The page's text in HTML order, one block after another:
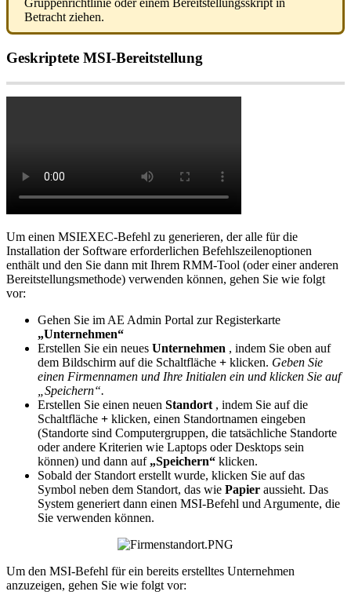
Gruppenrichtlinie oder einem Bereitstellungsskript in
Betracht ziehen.
Geskriptete MSI-Bereitstellung
Um einen MSIEXEC-Befehl zu generieren, der alle für die
Installation der Software erforderlichen Befehlszeilenoptionen
enthält und den Sie dann mit Ihrem RMM-Tool (oder einer anderen
Bereitstellungsmethode) verwenden können, gehen Sie wie folgt
vor:
Gehen Sie im AE Admin Portal zur Registerkarte
„Unternehmen“
Erstellen Sie ein neues Unternehmen , indem Sie oben auf
dem Bildschirm auf die Schaltfläche + klicken. Geben Sie
einen Firmennamen und Ihre Initialen ein und klicken Sie auf
Speichern“.
Erstellen Sie einen neuen Standort , indem Sie auf die
Schaltfläche + klicken, einen Standortnamen eingeben
(Standorte sind Computergruppen, die tatsächliche Standorte
oder andere Kriterien wie Laptops oder Desktops sein
können) und dann auf „Speichern“ klicken.
Sobald der Standort erstellt wurde, klicken Sie auf das
Symbol neben dem Standort, das wie Papier aussieht. Das
System generiert dann einen MSI-Befehl und Argumente, die
Sie verwenden können.
Um den MSI-Befehl für ein bereits erstelltes Unternehmen
anzuzeigen, gehen Sie wie folgt vor: